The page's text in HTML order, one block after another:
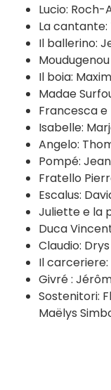
Lucio:
La cantante:
Il ballerino:
Il boia:
Madae
Francesca
Isabelle:
Angelo:
Pompé:
Fratello
Escalus:
Juliette e la
Duca
Claudio:
Il
Givré :
Sostenitori:
Maëlys